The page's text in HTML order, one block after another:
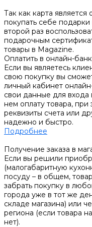
Так как карта
покупать себе
второй раз
подарочным
товары в Magazine.
Оплатить в онлайн-
Если вы являетесь
свою покупку вы
личный кабинет
свои данные для входа
нем оплату товара, при
реквизиты счета или
надежно и быстро.
Подробнее
Получение заказа в
Если вы решили
(малогабаритную
посуду – в общем,
забрать покупку в
города уже в тот же
складе магазина) или
региона (если товара
нет).